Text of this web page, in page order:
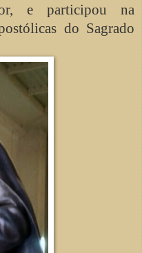
e participou na
do Sagrado